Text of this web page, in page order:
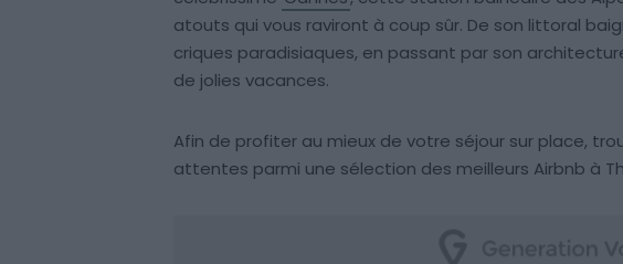
atouts qui vous raviront à coup sûr. De son littoral
criques paradisiaques, en passant par son
de jolies vacances.
Afin de profiter au mieux de votre séjour sur place,
attentes parmi une sélection des meilleurs Airbnb à